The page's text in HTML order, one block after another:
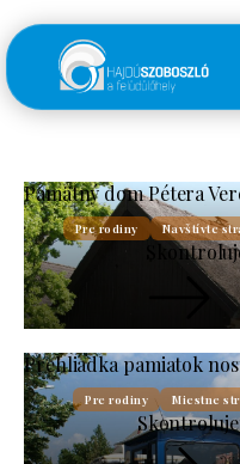
Pamätný dom Pétera
Pre rodiny Navštívte
Prehliadka pamiatok
Pre rodiny Miestne